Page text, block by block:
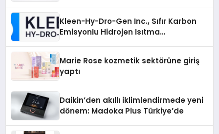
Kleen-Hy-Dro-Gen Inc., Sıfır Karbon
Emisyonlu Hidrojen Isıtma
Marie Rose kozmetik sektörüne giriş
yaptı
Daikin’den akıllı iklimlendirmede yeni
dönem: Madoka Plus Türkiye’de